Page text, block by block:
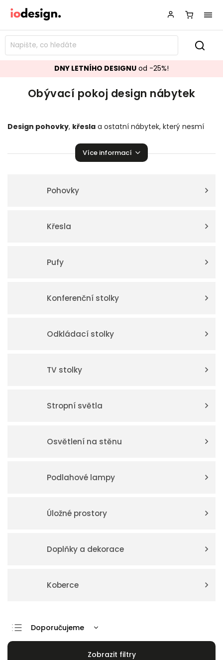
DNY LETNÍHO DESIGNU od -25%!
Obývací pokoj design nábytek
Design pohovky, křesla a ostatní nábytek, který nesmí
vás opravdu široký výběr konferenčních, odkládacích a
Obývací pokojje společenská místnost, kterou
stropní či podlahová světla či
a dekorace.
Více informací
Pohovky
Křesla
Pufy
Konferenční stolky
Odkládací stolky
TV stolky
Stropní světla
Osvětlení na stěnu
Podlahové lampy
Úložné prostory
Doplňky a dekorace
Koberce
Doporučujeme
Nejlevnější